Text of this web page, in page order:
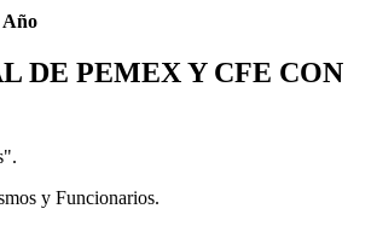
Año
DE PEMEX Y CFE CON
y Funcionarios.